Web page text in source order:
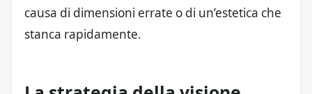
causa di dimensioni errate o di un’estetica che
stanca rapidamente.